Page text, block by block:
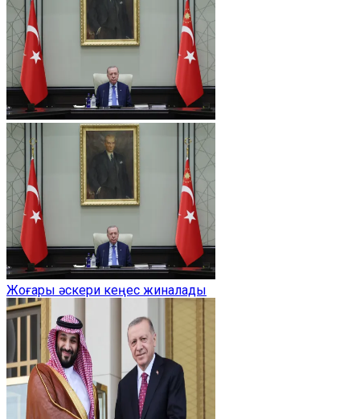
Жоғары әскери кеңес жиналады